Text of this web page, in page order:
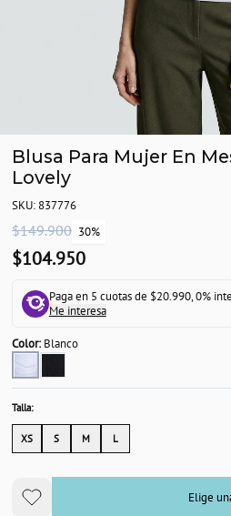
Blusa Para Mujer En
Lovely
SKU: 837776
$149.900 30%
$104.950
Paga en 5 cuotas de $20.990, 0%
Me interesa
Color:Blanco
Talla:
XS S M L
Elige